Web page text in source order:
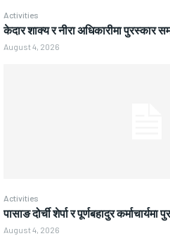
Activities
केदार शाक्य र नीरा अधिकारीमा पुरस्कार
August 4, 2026
Activities
पासाङ दोर्ची शेर्पा र पूर्णबहादुर कर्माचार्यमा
August 4, 2026